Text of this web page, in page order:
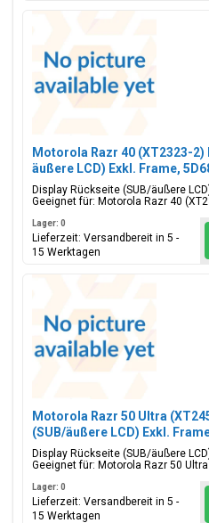
Motorola Razr 40 (XT2323-
äußere LCD) Exkl. Frame,
Display Rückseite (SUB/äußere
Geeignet für: Motorola Razr 40
Lager: 0
Lieferzeit: Versandbereit in 5 -
15 Werktagen
Motorola Razr 50 Ultra
(SUB/äußere LCD) Exkl.
Display Rückseite (SUB/äußere
Geeignet für: Motorola Razr 50
Lager: 0
Lieferzeit: Versandbereit in 5 -
15 Werktagen